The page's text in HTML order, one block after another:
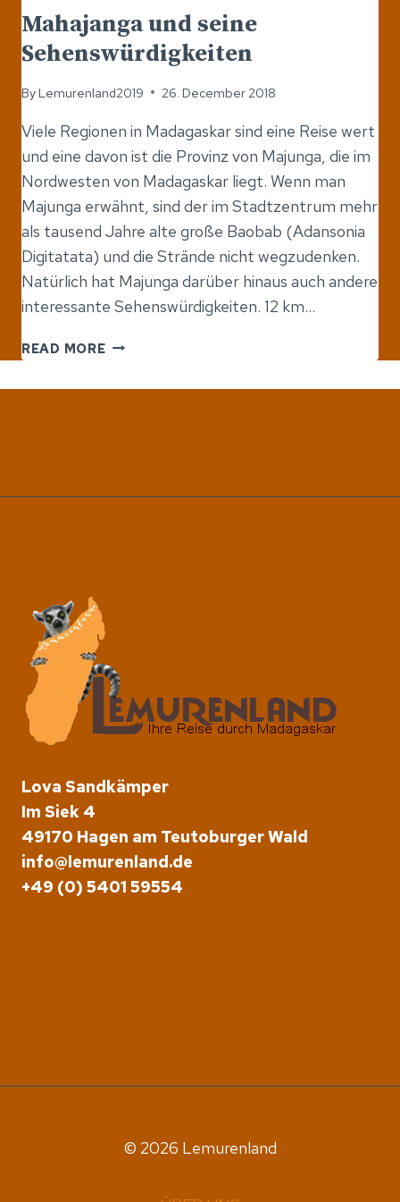
Mahajanga und seine
Sehenswürdigkeiten
By Lemurenland2019 26. December 2018
Viele Regionen in Madagaskar sind eine Reise wert
und eine davon ist die Provinz von Majunga, die im
Nordwesten von Madagaskar liegt. Wenn man
Majunga erwähnt, sind der im Stadtzentrum mehr
als tausend Jahre alte große Baobab (Adansonia
Digitatata) und die Strände nicht wegzudenken.
Natürlich hat Majunga darüber hinaus auch andere
interessante Sehenswürdigkeiten. 12 km…
READ MOREMAHAJANGA
SEINE
Lova Sandkämper
Im Siek 4
49170 Hagen am Teutoburger Wald
info@lemurenland.de
+49 (0) 5401 59554
© 2026 Lemurenland